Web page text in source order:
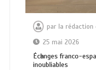
par la rédaction
25 mai 2026
Éсһаngеѕ frаnсо-
іnоublіаblеѕ